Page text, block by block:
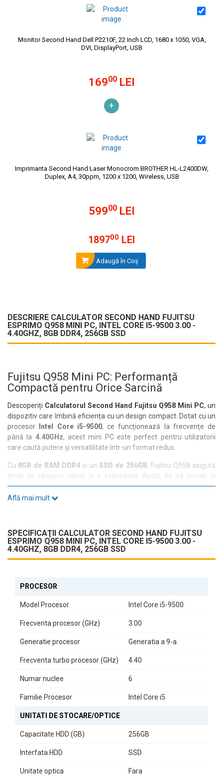
Monitor Second Hand Dell P2210F, 22 Inch LCD, 1680 x 1050, VGA,
DVI, DisplayPort, USB
16900LEI
+
Imprimanta Second Hand Laser Monocrom BROTHER HL-L2400DW,
Duplex, A4, 30ppm, 1200 x 1200, Wireless, USB
59900LEI
189700 LEI
Adaugă în Coş
DESCRIERE CALCULATOR SECOND HAND FUJITSU
ESPRIMO Q958 MINI PC, INTEL CORE I5-9500 3.00 -
4.40GHZ, 8GB DDR4, 256GB SSD
Fujitsu Q958 Mini PC: Performanță
Compactă pentru Orice Sarcină
Descoperiți Calculatorul Second Hand Fujitsu Q958 Mini PC, un
dispozitiv care îmbină eficiența cu un design compact. Dotat cu un
procesor
Intel Core i5-9500, ce funcționează la frecvențe de
până la 4.40GHz, acest mini PC este perfect pentru utilizatorii
care caută putere și versatilitate într-un format redus.
Cu 8GB de RAM DDR4și un SSD de 256GB, Fujitsu Q958 asigură
timpi de răspuns rapizi și o experiență fluidă, fie că lucrați la
proiecte complexe, fie că vă bucurați de divertisment. Video
integrat și sunet de calitate sunt incluse, oferind o experiență
porturi:2x DisplayPort,1x DVI,1x RJ-45,2x USB 2.0,6x USB 3.0
1x USB Type-Cși1x Audio. Această varietate permite conectarea
ușoară a diverselor periferice și monitoare, transformându-l într-
Fujitsu Q958 nu este doar un simplu calculator; este un partener
carcasă de tipMini PC
care se integrează perfect în orice mediu.
model este construit pentru a face față provocărilor moderne.
Indiferent dacă sunteți un profesionist în căutarea unui sistem
fiabil sau un utilizator casnic care dorește un PC performant,
Fujitsu Q958 Mini PC este alegerea ideală pentru a vă îmbunătăți
productivitatea și a vă bucura de o experiență de utilizare
Află mai mult
SPECIFICAŢII CALCULATOR SECOND HAND FUJITSU
ESPRIMO Q958 MINI PC, INTEL CORE I5-9500 3.00 -
4.40GHZ, 8GB DDR4, 256GB SSD
PROCESOR
Model Procesor Intel Core i5-9500
Frecventa procesor (GHz) 3.00
Generatie procesor Generatia a 9-a
Frecventa turbo procesor (GHz) 4.40
Numar nuclee 6
Familie Procesor Intel Core i5
UNITATI DE STOCARE/OPTICE
Capacitate HDD (GB) 256GB
Interfata HDD SSD
Unitate optica Fara